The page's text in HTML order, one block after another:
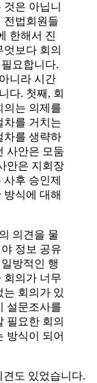
은 아닙니
전법회원들
한해서 진
보다 회의
요합니다.
니라 시간
다. 첫째, 회
의는 의제를
차를 거치는
차를 생략하
사안은 모둠
안은 지회장
후 승인제
방식에 대해
의견을 물
정보 공유
방적인 행
회의가 너무
는 회의가 있
설문조사를
필요한 회의
방식이 되어
도 있었습니다.